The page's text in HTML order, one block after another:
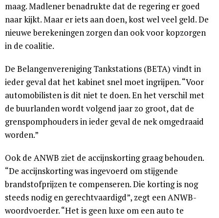
maag. Madlener benadrukte dat de regering er goed
naar kijkt. Maar er iets aan doen, kost wel veel geld. De
nieuwe berekeningen zorgen dan ook voor kopzorgen
in de coalitie.
De Belangenvereniging Tankstations (BETA) vindt in
ieder geval dat het kabinet snel moet ingrijpen. “Voor
automobilisten is dit niet te doen. En het verschil met
de buurlanden wordt volgend jaar zo groot, dat de
grenspomphouders in ieder geval de nek omgedraaid
worden.”
Ook de ANWB ziet de accijnskorting graag behouden.
“De accijnskorting was ingevoerd om stijgende
brandstofprijzen te compenseren. Die korting is nog
steeds nodig en gerechtvaardigd”, zegt een ANWB-
woordvoerder. “Het is geen luxe om een auto te